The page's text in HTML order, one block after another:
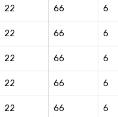
22 66 6
22 66 6
22 66 6
22 66 6
22 66 6